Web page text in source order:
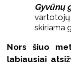
Gyvūnų
vartotojų
skiriama
Nors šiuo
labiausiai